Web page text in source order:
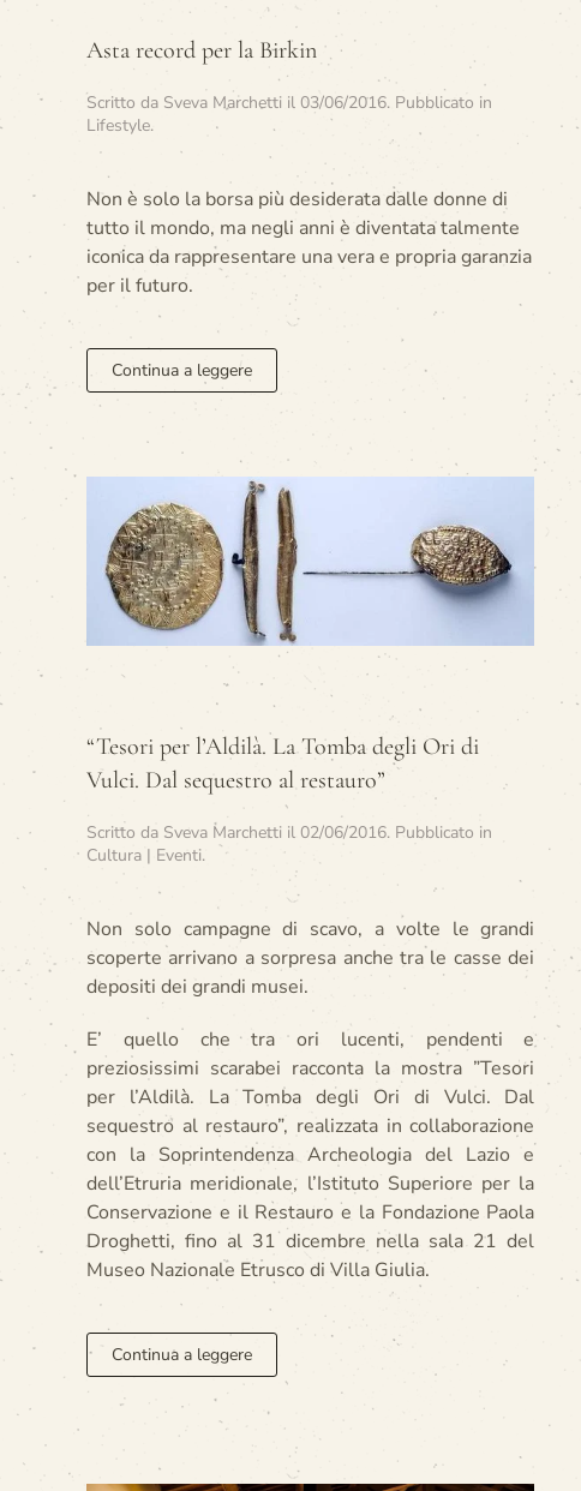
Asta record per la Birkin
Scritto da Sveva Marchetti il 03/06/2016. Pubblicato in
Lifestyle.
Non è solo la borsa più desiderata dalle donne di
tutto il mondo, ma negli anni è diventata talmente
iconica da rappresentare una vera e propria garanzia
per il futuro.
Continua a leggere
“Tesori per l’Aldilà. La Tomba degli Ori di
Vulci. Dal sequestro al restauro”
Scritto da Sveva Marchetti il 02/06/2016. Pubblicato in
Cultura | Eventi.
Non solo campagne di scavo, a volte le grandi
scoperte arrivano a sorpresa anche tra le casse dei
depositi dei grandi musei.
E’ quello che tra ori lucenti, pendenti e
preziosissimi scarabei racconta la mostra ”Tesori
per l’Aldilà. La Tomba degli Ori di Vulci. Dal
sequestro al restauro”, realizzata in collaborazione
con la Soprintendenza Archeologia del Lazio e
dell’Etruria meridionale, l’Istituto Superiore per la
Conservazione e il Restauro e la Fondazione Paola
Droghetti, fino al 31 dicembre nella sala 21 del
Museo Nazionale Etrusco di Villa Giulia.
Continua a leggere